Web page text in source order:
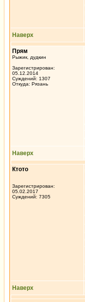
Наверх
Прям
Рыжик, дудкин
Зарегистрирован:
05.12.2014
Суждений: 1307
Откуда: Рязань
Наверх
Ктото
Зарегистрирован:
05.02.2017
Суждений: 7305
Наверх